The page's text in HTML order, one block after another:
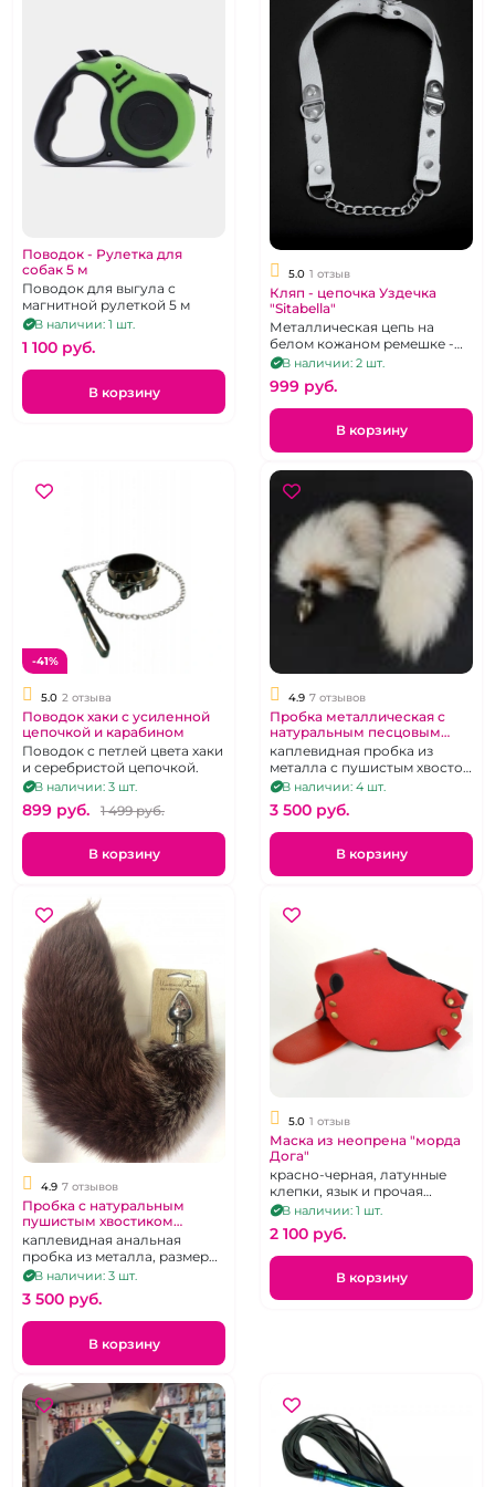
Поводок - Рулетка для
собак 5 м
Поводок для выгула с
магнитной рулеткой 5 м
В наличии: 1 шт.
1 100 pуб.
В корзину
5.0 1 отзыв
Кляп - цепочка Уздечка
"Sitabella"
Металлическая цепь на
белом кожаном ремешке -
удила для ПониПлей
В наличии: 2 шт.
999 pуб.
В корзину
-41%
5.0 2 отзыва
Поводок хаки с усиленной
цепочкой и карабином
Поводок с петлей цвета хаки
и серебристой цепочкой.
В наличии: 3 шт.
899 pуб. 1 499 pуб.
В корзину
4.9 7 отзывов
Пробка металлическая с
натуральным песцовым
хвостом "ИнтимХаус"
каплевидная пробка из
металла с пушистым хвостом
из натурального меха, цвет в
ассортименте
В наличии: 4 шт.
3 500 pуб.
В корзину
4.9 7 отзывов
Пробка с натуральным
пушистым хвостиком
"ИнтимХаус"
каплевидная анальная
пробка из металла, размер
М, цвет хвоста в
ассортименте
В наличии: 3 шт.
3 500 pуб.
В корзину
5.0 1 отзыв
Маска из неопрена "морда
Дога"
красно-черная, латунные
клепки, язык и прочая
фурнитура - кожа,
регулировка при помощи 2
резинок сзади
В наличии: 1 шт.
2 100 pуб.
В корзину